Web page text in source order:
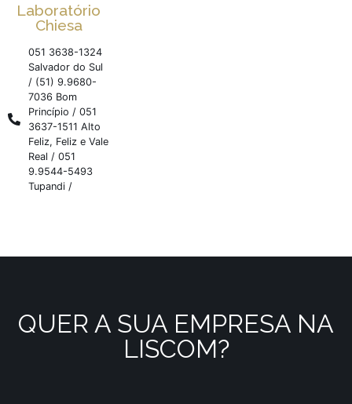
Laboratório
Chiesa
051 3638-1324
Salvador do Sul
/ (51) 9.9680-
7036 Bom
Princípio / 051
3637-1511 Alto
Feliz, Feliz e Vale
Real / 051
9.9544-5493
Tupandi /
QUER A SUA EMPRESA NA
LISCOM?